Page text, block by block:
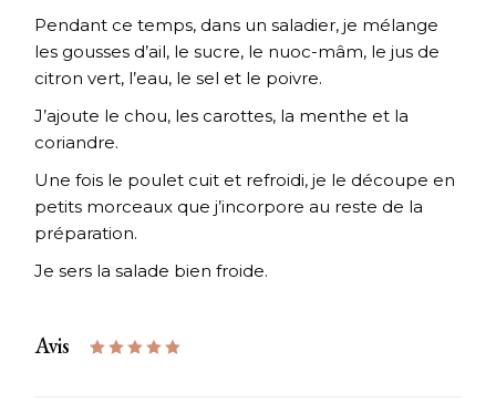
Pendant ce temps, dans un saladier, je mélange
les gousses d’ail, le sucre, le nuoc-mâm, le jus de
citron vert, l’eau, le sel et le poivre.
J’ajoute le chou, les carottes, la menthe et la
coriandre.
Une fois le poulet cuit et refroidi, je le découpe en
petits morceaux que j’incorpore au reste de la
préparation.
Je sers la salade bien froide.
Avis